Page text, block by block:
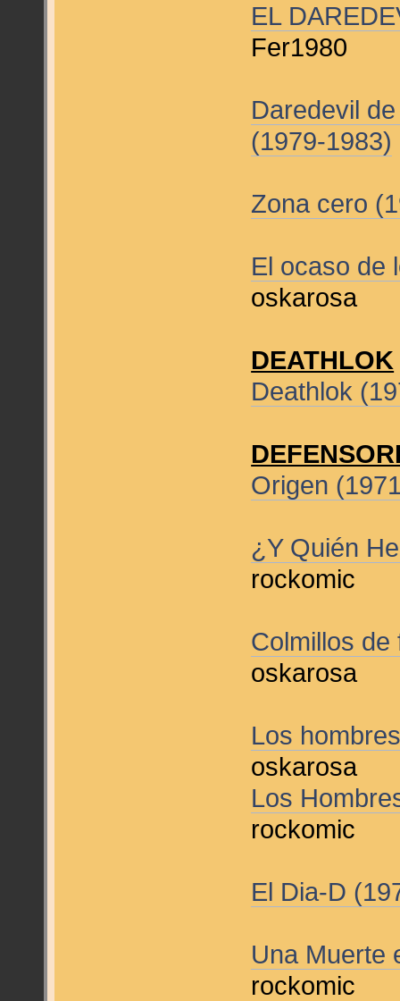
EL
Fer1980
Daredevil
(1979-1983)
Zona cero
El ocaso de
oskarosa
DEATHLOK
Deathlok
Origen
¿Y Quién
rockomic
Colmillos
oskarosa
Los
oskarosa
Los
rockomic
El Dia-D
Una Muerte
rockomic